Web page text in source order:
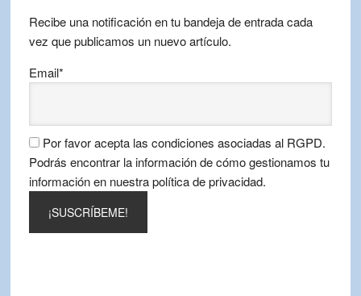
Recibe una notificación en tu bandeja de entrada cada
vez que publicamos un nuevo artículo.
Email*
Por favor acepta las condiciones asociadas al RGPD.
Podrás encontrar la información de cómo gestionamos tu
información en nuestra política de privacidad.